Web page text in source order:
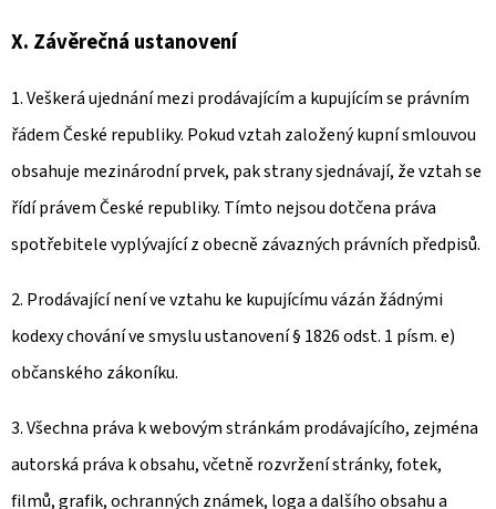
X. Závěrečná ustanovení
1. Veškerá ujednání mezi prodávajícím a kupujícím se právním
řádem České republiky. Pokud vztah založený kupní smlouvou
obsahuje mezinárodní prvek, pak strany sjednávají, že vztah se
řídí právem České republiky. Tímto nejsou dotčena práva
spotřebitele vyplývající z obecně závazných právních předpisů.
2. Prodávající není ve vztahu ke kupujícímu vázán žádnými
kodexy chování ve smyslu ustanovení § 1826 odst. 1 písm. e)
občanského zákoníku.
3. Všechna práva k webovým stránkám prodávajícího, zejména
autorská práva k obsahu, včetně rozvržení stránky, fotek,
filmů, grafik, ochranných známek, loga a dalšího obsahu a